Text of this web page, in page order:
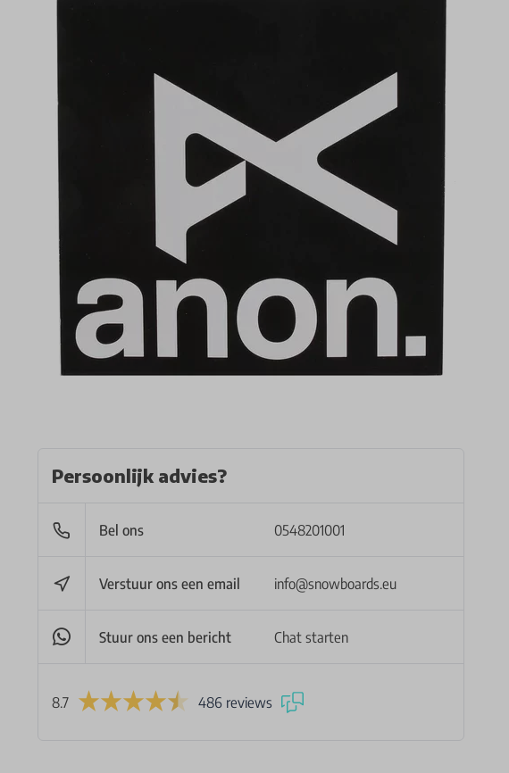
Persoonlijk advies?
Bel ons 0548201001
Verstuur ons een email info@snowboards.eu
Stuur ons een bericht Chat starten
8.7 486 reviews